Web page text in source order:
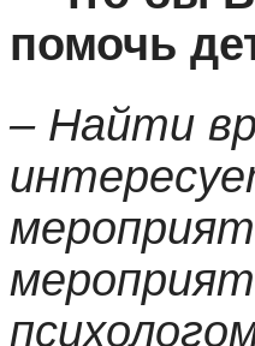
помочь
– Найти